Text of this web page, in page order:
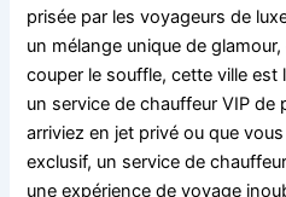
prisée par les voyageurs de
un mélange unique de
couper le souffle, cette ville est
un service de chauffeur VIP de
arriviez en jet privé ou que
exclusif, un service de
une expérience de voyage